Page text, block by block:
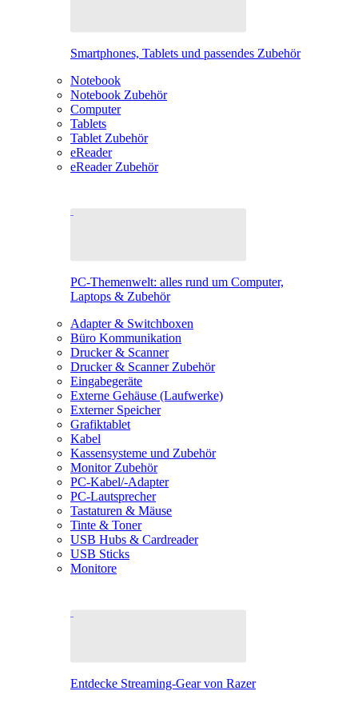
Smartphones, Tablets und passendes Zubehör
Notebook
Notebook Zubehör
Computer
Tablets
Tablet Zubehör
eReader
eReader Zubehör
PC-Themenwelt: alles rund um Computer,
Laptops & Zubehör
Adapter & Switchboxen
Büro Kommunikation
Drucker & Scanner
Drucker & Scanner Zubehör
Eingabegeräte
Externe Gehäuse (Laufwerke)
Externer Speicher
Grafiktablet
Kabel
Kassensysteme und Zubehör
Monitor Zubehör
PC-Kabel/-Adapter
PC-Lautsprecher
Tastaturen & Mäuse
Tinte & Toner
USB Hubs & Cardreader
USB Sticks
Monitore
Entdecke Streaming-Gear von Razer